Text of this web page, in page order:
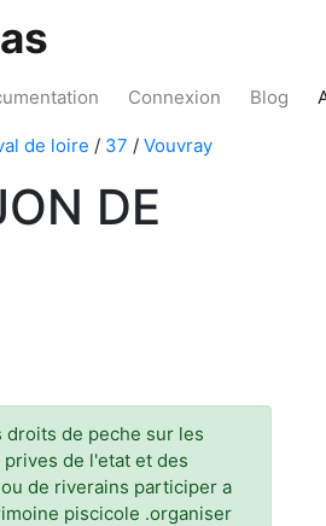
Connexion Blog
de loire / 37 / Vouvray
DE
de peche sur les
de l'etat et des
de riverains participer a
piscicole .organiser